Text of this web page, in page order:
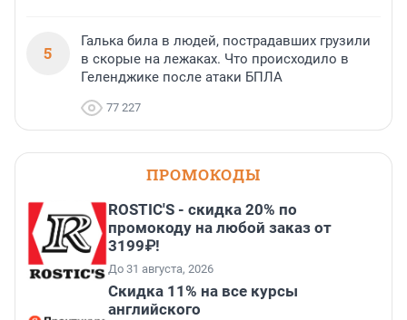
5
Галька била в людей, пострадавших грузили
в скорые на лежаках. Что происходило в
Геленджике после атаки БПЛА
77 227
ПРОМОКОДЫ
ROSTIC'S - скидка 20% по
промокоду на любой заказ от
3199₽!
До 31 августа, 2026
Скидка 11% на все курсы
английского